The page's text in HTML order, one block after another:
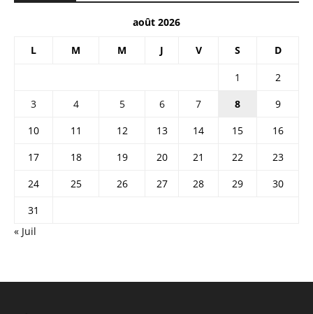
août 2026
L M M J V S D
1
2
3
4 5 6 7 8
9
10
11 12 13 14 15
16
17
18 19 20 21 22
23
24
25 26 27 28 29
30
31
« Juil